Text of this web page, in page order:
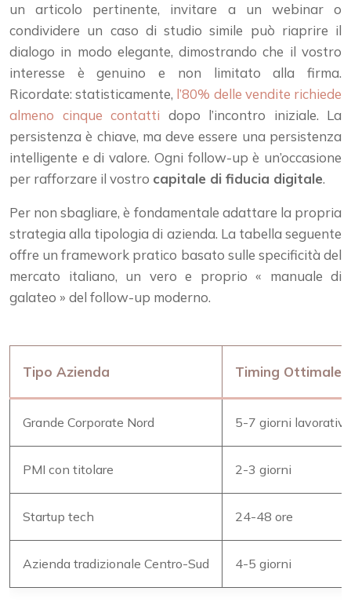
un articolo pertinente, invitare a un webinar o
condividere un caso di studio simile può riaprire il
dialogo in modo elegante, dimostrando che il vostro
interesse è genuino e non limitato alla firma.
Ricordate: statisticamente, l’80% delle vendite richiede
almeno cinque contatti dopo l’incontro iniziale. La
persistenza è chiave, ma deve essere una persistenza
intelligente e di valore. Ogni follow-up è un’occasione
per rafforzare il vostro capitale di fiducia digitale.
Per non sbagliare, è fondamentale adattare la propria
strategia alla tipologia di azienda. La tabella seguente
offre un framework pratico basato sulle specificità del
mercato italiano, un vero e proprio « manuale di
galateo » del follow-up moderno.
Tipo Azienda Timing Ottimale
Grande Corporate Nord 5-7 giorni lavorativi
PMI con titolare 2-3 giorni
Startup tech 24-48 ore
Azienda tradizionale Centro-Sud 4-5 giorni